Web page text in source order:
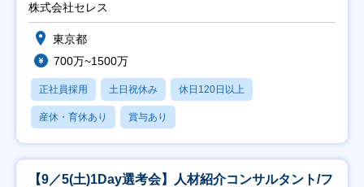
株式会社セレス
東京都
700万~1500万
正社員採用 土日祝休み 休日120日以上
産休・育休あり 賞与あり
【9／5(土)1Day選考会】人材紹介コンサルタント/フ